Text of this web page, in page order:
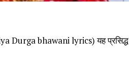
Durga bhawani lyrics) यह प्रसिद्ध